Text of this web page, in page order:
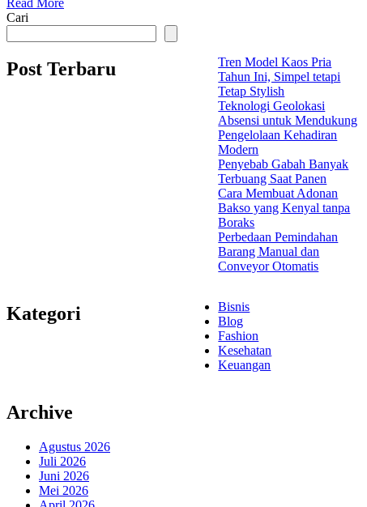
Read More
Cari
Post Terbaru
Tren Model Kaos Pria
Tahun Ini, Simpel tetapi
Tetap Stylish
Teknologi Geolokasi
Absensi untuk Mendukung
Pengelolaan Kehadiran
Modern
Penyebab Gabah Banyak
Terbuang Saat Panen
Cara Membuat Adonan
Bakso yang Kenyal tanpa
Boraks
Perbedaan Pemindahan
Barang Manual dan
Conveyor Otomatis
Kategori
Bisnis
Blog
Fashion
Kesehatan
Keuangan
Archive
Agustus 2026
Juli 2026
Juni 2026
Mei 2026